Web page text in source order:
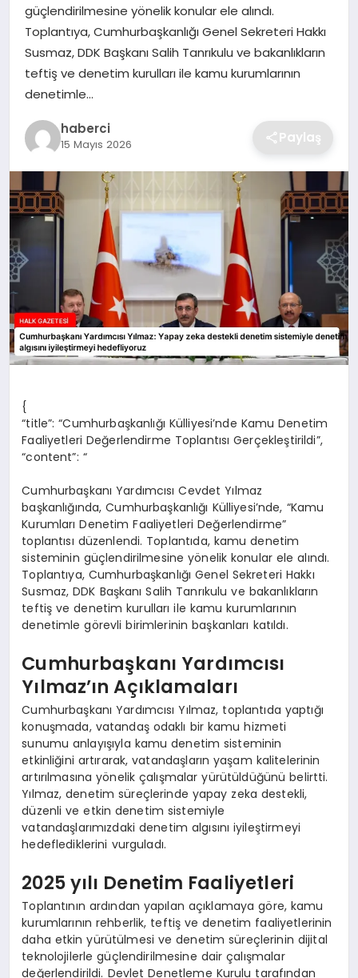
güçlendirilmesine yönelik konular ele alındı.
Toplantıya, Cumhurbaşkanlığı Genel Sekreteri Hakkı
Susmaz, DDK Başkanı Salih Tanrıkulu ve bakanlıkların
teftiş ve denetim kurulları ile kamu kurumlarının
denetimle…
haberci
15 Mayıs 2026 Paylaş
{
“title”: “Cumhurbaşkanlığı Külliyesi’nde Kamu Denetim
Faaliyetleri Değerlendirme Toplantısı Gerçekleştirildi”,
“content”: “
Cumhurbaşkanı Yardımcısı Cevdet Yılmaz
başkanlığında, Cumhurbaşkanlığı Külliyesi’nde, “Kamu
Kurumları Denetim Faaliyetleri Değerlendirme”
toplantısı düzenlendi. Toplantıda, kamu denetim
sisteminin güçlendirilmesine yönelik konular ele alındı.
Toplantıya, Cumhurbaşkanlığı Genel Sekreteri Hakkı
Susmaz, DDK Başkanı Salih Tanrıkulu ve bakanlıkların
teftiş ve denetim kurulları ile kamu kurumlarının
denetimle görevli birimlerinin başkanları katıldı.
Cumhurbaşkanı Yardımcısı
Yılmaz’ın Açıklamaları
Cumhurbaşkanı Yardımcısı Yılmaz, toplantıda yaptığı
konuşmada, vatandaş odaklı bir kamu hizmeti
sunumu anlayışıyla kamu denetim sisteminin
etkinliğini artırarak, vatandaşların yaşam kalitelerinin
artırılmasına yönelik çalışmalar yürütüldüğünü belirtti.
Yılmaz, denetim süreçlerinde yapay zeka destekli,
düzenli ve etkin denetim sistemiyle
vatandaşlarımızdaki denetim algısını iyileştirmeyi
hedeflediklerini vurguladı.
2025 yılı Denetim Faaliyetleri
Toplantının ardından yapılan açıklamaya göre, kamu
kurumlarının rehberlik, teftiş ve denetim faaliyetlerinin
daha etkin yürütülmesi ve denetim süreçlerinin dijital
teknolojilerle güçlendirilmesine dair çalışmalar
değerlendirildi. Devlet Denetleme Kurulu tarafından